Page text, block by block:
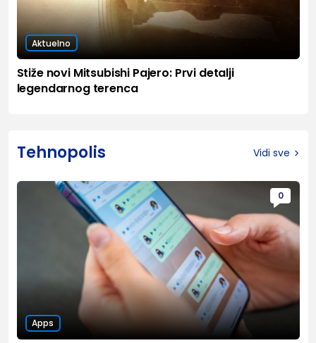
Aktuelno
Stiže novi Mitsubishi Pajero: Prvi detalji
legendarnog terenca
Tehnopolis Vidi sve
0
Apps